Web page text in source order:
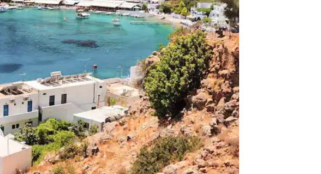
нагоре и надолу или истражувајте со допирање или со лизгање.